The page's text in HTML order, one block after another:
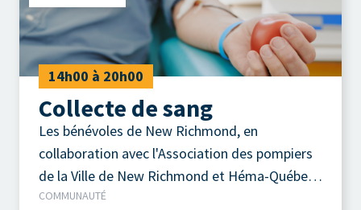
14h00 à 20h00
Collecte de sang
Les bénévoles de New Richmond, en
collaboration avec l'Association des pompiers
de la Ville de New Richmond et Héma-Québec,
vous invitent à participer à la prochaine
COMMUNAUTÉ